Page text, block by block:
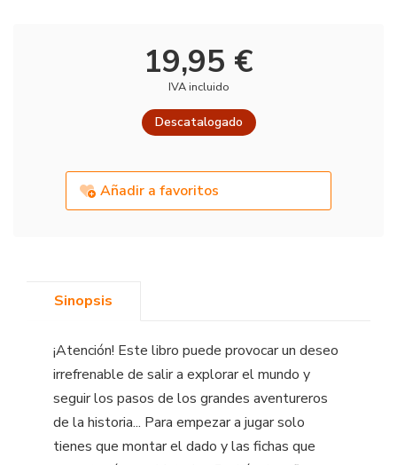
19,95 €
IVA incluido
Descatalogado
Añadir a favoritos
Sinopsis
¡Atención! Este libro puede provocar un deseo
irrefrenable de salir a explorar el mundo y
seguir los pasos de los grandes aventureros
de la historia... Para empezar a jugar solo
tienes que montar el dado y las fichas que